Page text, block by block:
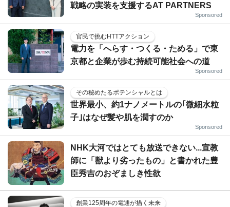
戦略の実装を支援するAT PARTNERS
Sponsored
官民で挑むHTTアクション
電力を「へらす・つくる・ためる」で東
京都と企業が歩む持続可能社会への道
Sponsored
その秘めたるポテンシャルとは
世界最小、約1ナノメートルの｢微細水粒
子｣はなぜ髪や肌を潤すのか
Sponsored
NHK大河ではとても放送できない...宣教
師に「獣より劣ったもの」と書かれた豊
臣秀吉のおぞましき性欲
創業125周年の電通が描く未来